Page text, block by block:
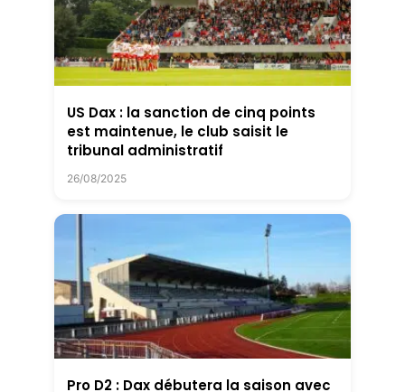
US Dax : la sanction de cinq points
est maintenue, le club saisit le
tribunal administratif
26/08/2025
Pro D2 : Dax débutera la saison avec